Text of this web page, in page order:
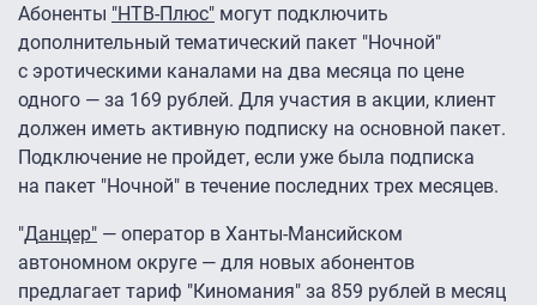
Абоненты "НТВ‑Плюс" могут подключить
дополнительный тематический пакет "Ночной"
с эротическими каналами на два месяца по цене
одного — за 169 рублей. Для участия в акции, клиент
должен иметь активную подписку на основной пакет.
Подключение не пройдет, если уже была подписка
на пакет "Ночной" в течение последних трех месяцев.
"Данцер" — оператор в Ханты-Мансийском
автономном округе — для новых абонентов
предлагает тариф "Киномания" за 859 рублей в месяц